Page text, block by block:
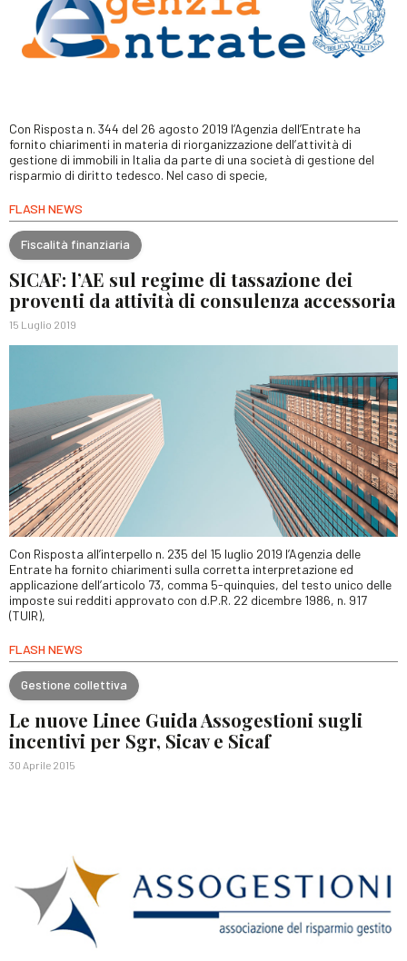
Con Risposta n. 344 del 26 agosto 2019 l’Agenzia dell’Entrate ha
fornito chiarimenti in materia di riorganizzazione dell’attività di
gestione di immobili in Italia da parte di una società di gestione del
risparmio di diritto tedesco. Nel caso di specie,
FLASH NEWS
Fiscalità finanziaria
SICAF: l’AE sul regime di tassazione dei
proventi da attività di consulenza accessoria
15 Luglio 2019
Con Risposta all’interpello n. 235 del 15 luglio 2019 l’Agenzia delle
Entrate ha fornito chiarimenti sulla corretta interpretazione ed
applicazione dell’articolo 73, comma 5-quinquies, del testo unico delle
imposte sui redditi approvato con d.P.R. 22 dicembre 1986, n. 917
(TUIR),
FLASH NEWS
Gestione collettiva
Le nuove Linee Guida Assogestioni sugli
incentivi per Sgr, Sicav e Sicaf
30 Aprile 2015